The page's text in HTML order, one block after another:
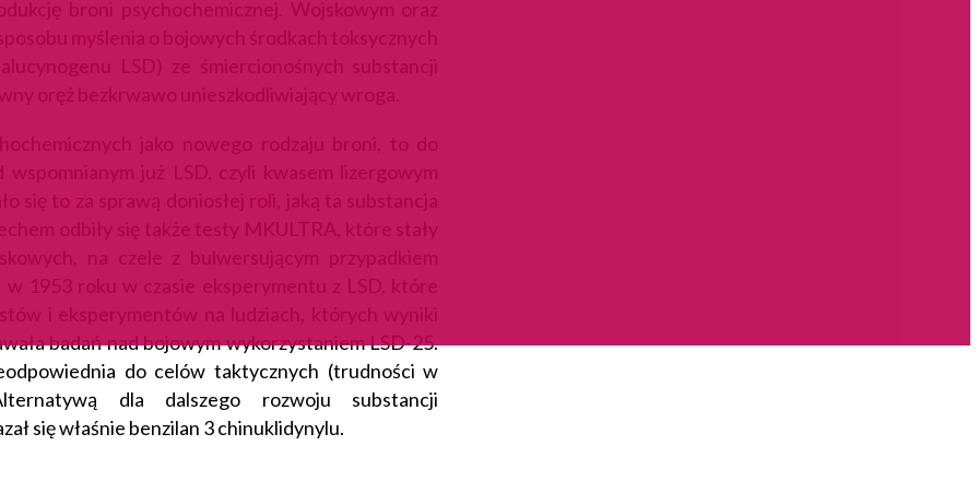
broni psychochemicznej. Wojskowym oraz
myślenia o bojowych środkach toksycznych
LSD) ze śmiercionośnych substancji
oręż bezkrwawo unieszkodliwiający wroga.
jako nowego rodzaju broni, to do
już LSD, czyli kwasem lizergowym
się to za sprawą doniosłej roli, jaką ta substancja
odbiły się także testy MKULTRA, które stały
na czele z bulwersującym przypadkiem
1953 roku w czasie eksperymentu z LSD, które
i eksperymentów na ludziach, których wyniki
badań nad bojowym wykorzystaniem LSD-25.
do celów taktycznych (trudności w
dla dalszego rozwoju substancji
się właśnie benzilan 3 chinuklidynylu.